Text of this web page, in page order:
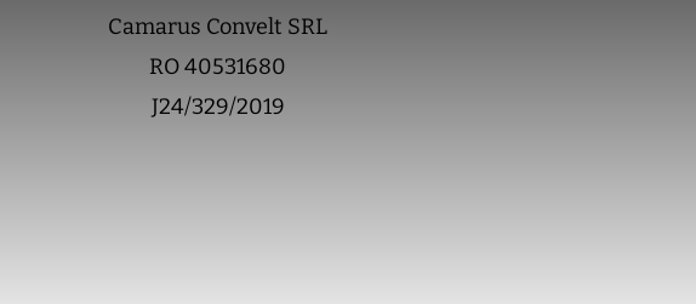
Camarus Convelt SRL
RO 40531680
J24/329/2019